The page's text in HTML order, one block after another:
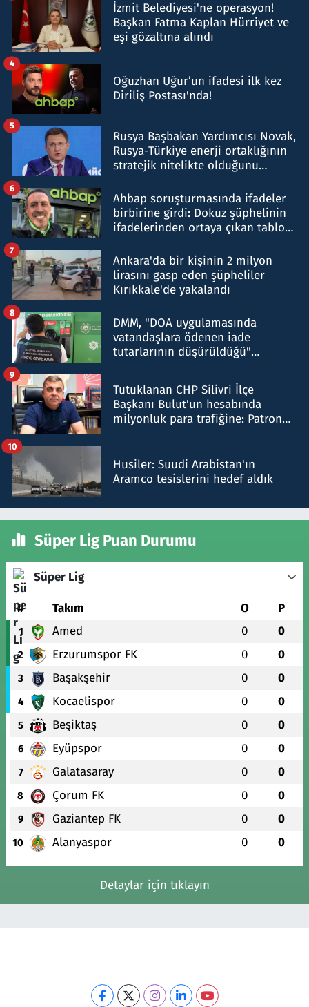
İzmit Belediyesi'ne operasyon!
Başkan Fatma Kaplan Hürriyet ve
eşi gözaltına alındı
Oğuzhan Uğur’un ifadesi ilk kez
Diriliş Postası'nda!
4
Rusya Başbakan Yardımcısı Novak,
Rusya-Türkiye enerji ortaklığının
stratejik nitelikte olduğunu
5
Ahbap soruşturmasında ifadeler
birbirine girdi: Dokuz şüphelinin
ifadelerinden ortaya çıkan tablo
6
Ankara'da bir kişinin 2 milyon
lirasını gasp eden şüpheliler
Kırıkkale'de yakalandı
7
DMM, "DOA uygulamasında
vatandaşlara ödenen iade
tutarlarının düşürüldüğü"
8
Tutuklanan CHP Silivri İlçe
Başkanı Bulut'un hesabında
milyonluk para trafiğine: Patron
9
Husiler: Suudi Arabistan'ın
Aramco tesislerini hedef aldık
10
Süper Lig Puan Durumu
Süper Lig
# Takım O P
1 Amed 0 0
2 Erzurumspor FK 0 0
3 Başakşehir 0 0
4 Kocaelispor 0 0
5 Beşiktaş 0 0
6 Eyüpspor 0 0
7 Galatasaray 0 0
8 Çorum FK 0 0
9 Gaziantep FK 0 0
10 Alanyaspor 0 0
Detaylar için tıklayın